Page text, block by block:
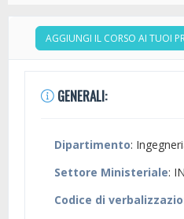
AGGIUNGI IL CORSO AI TUOI
GENERALI:
Dipartimento:
Settore Ministeriale:
Codice di